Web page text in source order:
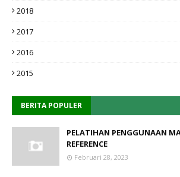
2018
2017
2016
2015
BERITA POPULER
PELATIHAN PENGGUNAAN
REFERENCE
Februari 28, 2023